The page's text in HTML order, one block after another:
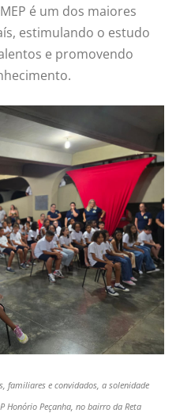
é um dos maiores
estimulando o estudo
e promovendo
familiares e convidados, a solenidade
Honório Peçanha, no bairro da Reta